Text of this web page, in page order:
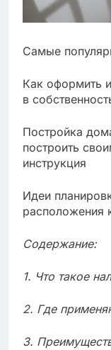
Самые
Как оформить
в
Постройка
построить
инструкция
Идеи
расположения
Содержание:
1. Что такое
2. Где
3.